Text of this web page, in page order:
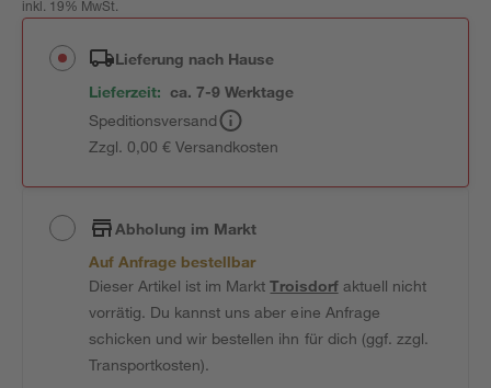
inkl. 19% MwSt.
Lieferung nach Hause
Lieferzeit: ca. 7-9 Werktage
Speditionsversand
Zzgl. 0,00 € Versandkosten
Abholung im Markt
Auf Anfrage bestellbar
Dieser Artikel ist im MarktTroisdorfaktuell nicht
vorrätig. Du kannst uns aber eine Anfrage
schicken und wir bestellen ihn für dich (ggf. zzgl.
Transportkosten).